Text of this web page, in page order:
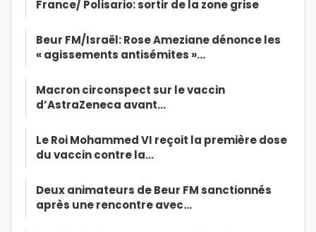
France/ Polisario: sortir de la zone grise
Beur FM/Israël: Rose Ameziane dénonce les
« agissements antisémites »…
Macron circonspect sur le vaccin
d’AstraZeneca avant…
Le Roi Mohammed VI reçoit la première dose
du vaccin contre la…
Deux animateurs de Beur FM sanctionnés
après une rencontre avec…